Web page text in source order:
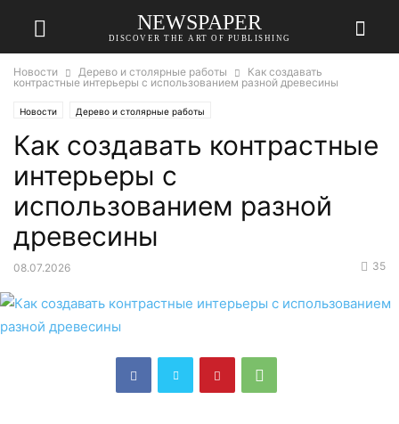
NEWSPAPER
DISCOVER THE ART OF PUBLISHING
Новости Дерево и столярные работы
Как создавать
контрастные интерьеры с использованием разной древесины
Новости Дерево и столярные работы
Как создавать контрастные
интерьеры с
использованием разной
древесины
08.07.2026 35